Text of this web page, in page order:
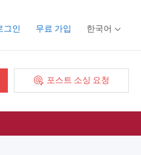
그인 무료 가입 한국어
포스트 소싱 요청